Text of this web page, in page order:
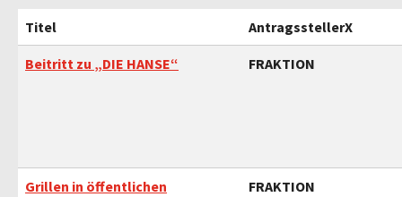
Titel AntragsstellerX
Beitritt zu „DIE HANSE“ FRAKTION
Grillen in öffentlichen
FRAKTION